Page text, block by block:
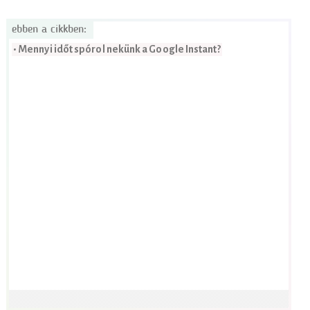
ebben a cikkben:
• Mennyi időt spórol nekünk a Google Instant?